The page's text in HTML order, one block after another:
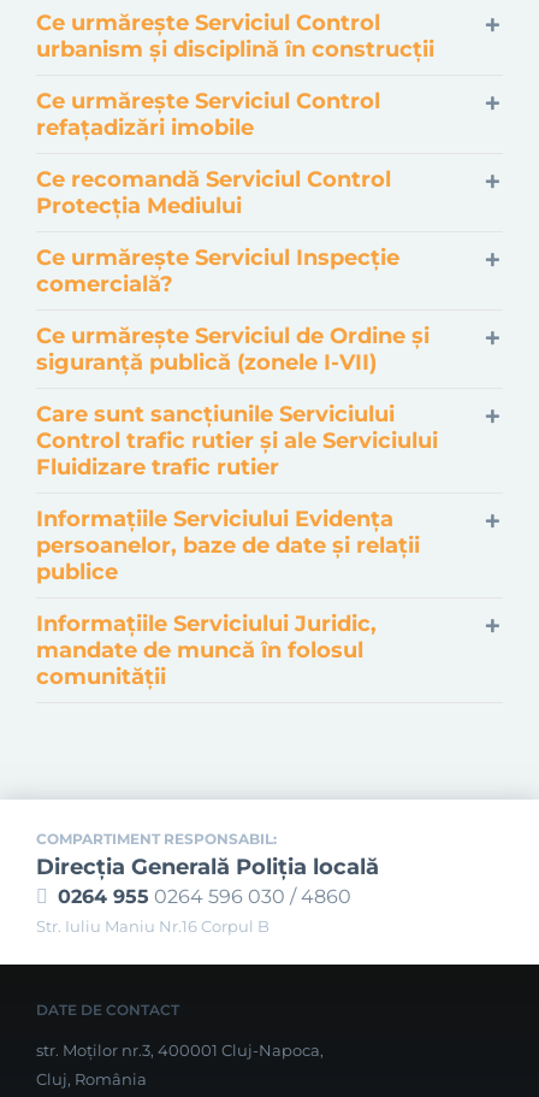
Ce urmărește Serviciul Control
urbanism şi disciplină în construcţii
Ce urmărește Serviciul Control
refațadizări imobile
Ce recomandă Serviciul Control
Protecţia Mediului
Ce urmărește Serviciul Inspecţie
comercială?
Ce urmărește Serviciul de Ordine şi
siguranţă publică (zonele I-VII)
Care sunt sancțiunile Serviciului
Control trafic rutier și ale Serviciului
Fluidizare trafic rutier
Informațiile Serviciului Evidenţa
persoanelor, baze de date şi relaţii
publice
Informațiile Serviciului Juridic,
mandate de muncă în folosul
comunității
COMPARTIMENT RESPONSABIL:
Direcţia Generală Poliţia locală
0264 955 0264 596 030 / 4860
Str. Iuliu Maniu Nr.16 Corpul B
DATE DE CONTACT
str. Moților nr.3, 400001 Cluj-Napoca,
Cluj, România